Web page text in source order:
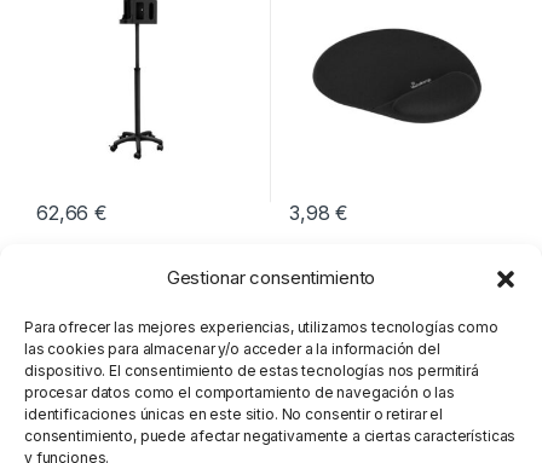
Gestionar consentimiento
Para ofrecer las mejores experiencias, utilizamos tecnologías como
las cookies para almacenar y/o acceder a la información del
dispositivo. El consentimiento de estas tecnologías nos permitirá
procesar datos como el comportamiento de navegación o las
identificaciones únicas en este sitio. No consentir o retirar el
consentimiento, puede afectar negativamente a ciertas características
y funciones.
62,66€ 3,98€